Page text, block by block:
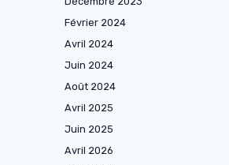
Février 2024
Avril 2024
Juin 2024
Août 2024
Avril 2025
Juin 2025
Avril 2026